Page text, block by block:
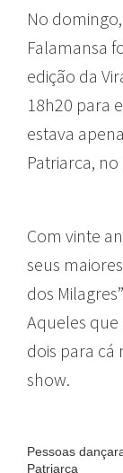
No
Falamansa
edição da
18h20 para
estava
Patriarca,
Com vinte
seus
dos
Aqueles
dois para
show.
Pessoas
Patriarca